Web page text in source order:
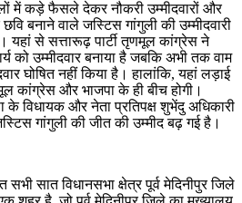
में कड़े फैसले देकर नौकरी उम्मीदवारों और
बनाने वाले जस्टिस गांगुली की उम्मीदवारी
यहां से सत्तारूढ़ पार्टी तृणमूल कांग्रेस ने
को उम्मीदवार बनाया है जबकि अभी तक वाम
घोषित नहीं किया है। हालांकि, यहां लड़ाई
कांग्रेस और भाजपा के ही बीच होगी।
के विधायक और नेता प्रतिपक्ष शुभेंदु अधिकारी
गांगुली की जीत की उम्मीद बढ़ गई है।
सात विधानसभा क्षेत्र पूर्व मेदिनीपुर जिले